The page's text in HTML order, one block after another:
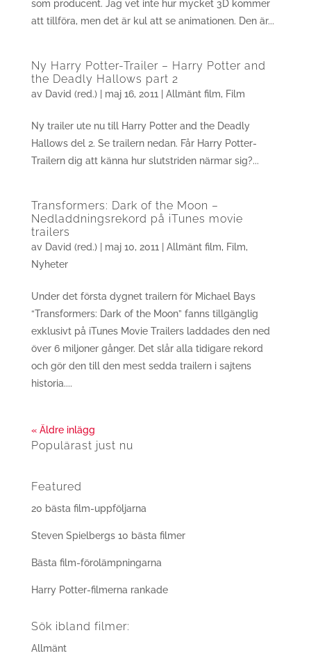
som producent. Jag vet inte hur mycket 3D kommer
att tillföra, men det är kul att se animationen. Den är...
Ny Harry Potter-Trailer – Harry Potter and
the Deadly Hallows part 2
av David (red.)| maj 16, 2011 Allmänt film, Film
Ny trailer ute nu till Harry Potter and the Deadly
Hallows del 2. Se trailern nedan. Får Harry Potter-
Trailern dig att känna hur slutstriden närmar sig?...
Transformers: Dark of the Moon –
Nedladdningsrekord på iTunes movie
trailers
av David (red.)| maj 10, 2011 Allmänt film, Film,
Nyheter
Under det första dygnet trailern för Michael Bays
“Transformers: Dark of the Moon” fanns tillgänglig
exklusivt på iTunes Movie Trailers laddades den ned
över 6 miljoner gånger. Det slår alla tidigare rekord
och gör den till den mest sedda trailern i sajtens
historia....
« Äldre inlägg
Populärast just nu
Featured
20 bästa film-uppföljarna
Steven Spielbergs 10 bästa filmer
Bästa film-förolämpningarna
Harry Potter-filmerna rankade
Sök ibland filmer:
Allmänt